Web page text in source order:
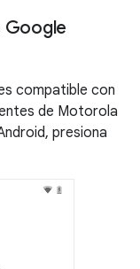
Google
compatible con
de Motorola
presiona